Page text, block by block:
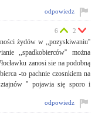
odpowiedz
żydów w ,,pozyskiwaniu''
,,spadkobierców'' można
zanosi sie na podobną
-to pachnie czosnkiem na
'' pojawia się sporo i
6 2
odpowiedz